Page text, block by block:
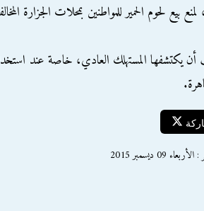
بيع لحوم الحمير للمواطنين بمحلات الجزارة
يكتشفها المستهلك العادي، خاصة عند
ديسمبر 2015